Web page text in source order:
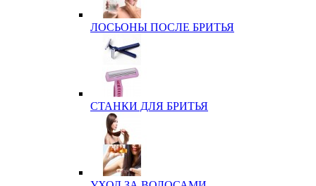
ЛОСЬОНЫ ПОСЛЕ БРИТЬЯ
СТАНКИ ДЛЯ БРИТЬЯ